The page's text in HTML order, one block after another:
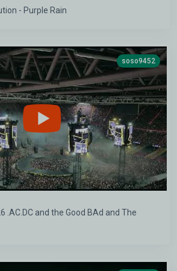
- Purple Rain
soso9452
.AC.DC and the Good BAd and The